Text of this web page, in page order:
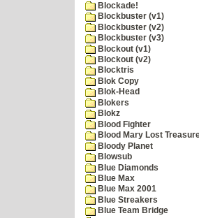
Blockade!
Blockbuster (v1)
Blockbuster (v2)
Blockbuster (v3)
Blockout (v1)
Blockout (v2)
Blocktris
Blok Copy
Blok-Head
Blokers
Blokz
Blood Fighter
Blood Mary Lost
Bloody Planet
Blowsub
Blue Diamonds
Blue Max
Blue Max 2001
Blue Streakers
Blue Team Bridge